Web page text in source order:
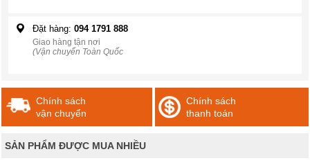
Đặt hàng: 094 1791 888
Giao hàng tận nơi
(Vận chuyển Toàn Quốc
Chính sách
vận chuyển
Chính sách
thanh toán
SẢN PHẨM ĐƯỢC MUA NHIỀU